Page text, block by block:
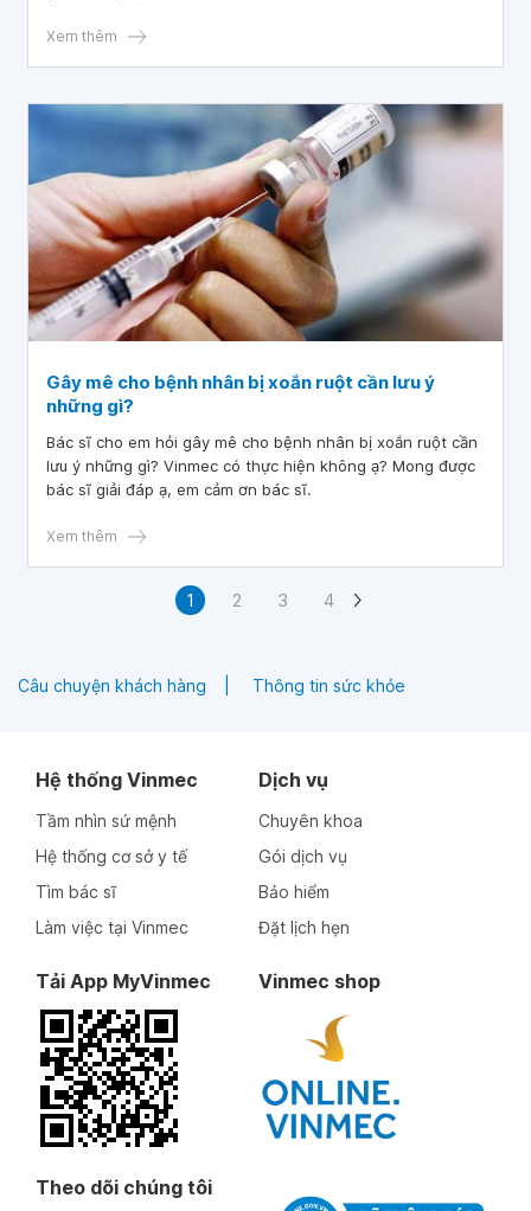
Xem thêm
Gây mê cho bệnh nhân bị xoắn ruột cần lưu ý
những gì?
Bác sĩ cho em hỏi gây mê cho bệnh nhân bị xoắn ruột cần
lưu ý những gì? Vinmec có thực hiện không ạ? Mong được
bác sĩ giải đáp ạ, em cảm ơn bác sĩ.
Xem thêm
1 2 3 4
Câu chuyện khách hàng Thông tin sức khỏe
Hệ thống Vinmec
Tầm nhìn sứ mệnh
Hệ thống cơ sở y tế
Tìm bác sĩ
Làm việc tại Vinmec
Dịch vụ
Chuyên khoa
Gói dịch vụ
Bảo hiểm
Đặt lịch hẹn
Tải App MyVinmec Vinmec shop
Theo dõi chúng tôi